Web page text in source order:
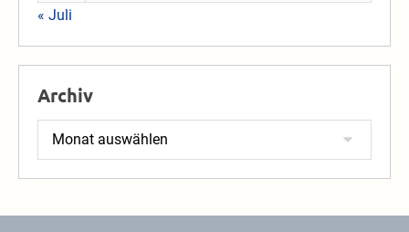
« Juli
Archiv
Archiv